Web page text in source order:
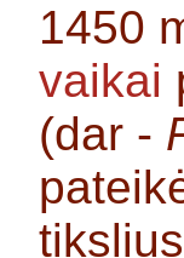
1450
vaikai
(dar -